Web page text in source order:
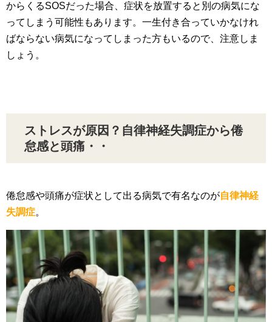
からくるSOSだった場合、症状を放置すると別の病気にな
ってしまう可能性もあります。一生付き合っていかなけれ
ばならない病気になってしまった方もいるので、注意しま
しょう。
ストレスが原因？自律神経失調症から倦
怠感と頭痛・・
倦怠感や頭痛が症状として出る病気で有名なのが自律神経
失調症。